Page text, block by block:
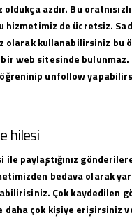
azdır. Bu
de ücretsiz.
olarak kullanabilirsiniz bu
web sitesinde
unfollow
hilesi
paylaştığınız
bedava olarak
Çok kaydedilen
daha çok kişiye erişirsiniz